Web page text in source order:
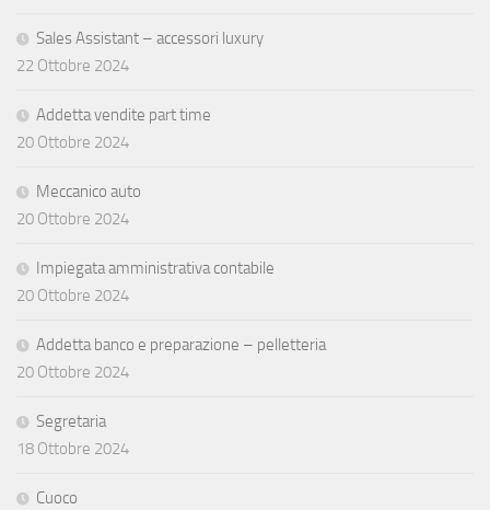
Sales Assistant – accessori luxury
22 Ottobre 2024
Addetta vendite part time
20 Ottobre 2024
Meccanico auto
20 Ottobre 2024
Impiegata amministrativa contabile
20 Ottobre 2024
Addetta banco e preparazione – pelletteria
20 Ottobre 2024
Segretaria
18 Ottobre 2024
Cuoco